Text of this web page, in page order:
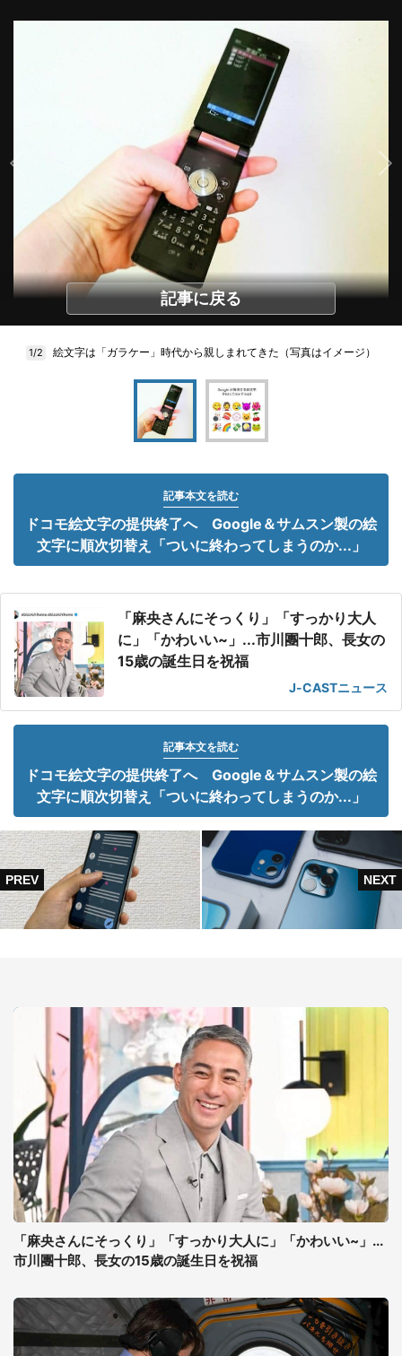
記事に戻る
1/2 絵文字は「ガラケー」時代から親しまれてきた（写真はイメージ）
記事本文を読む
ドコモ絵文字の提供終了へ Google＆サムスン製の絵
文字に順次切替え「ついに終わってしまうのか...」
「麻央さんにそっくり」「すっかり大人
に」「かわいい~」...市川團十郎、長女の
15歳の誕生日を祝福
J-CASTニュース
記事本文を読む
ドコモ絵文字の提供終了へ Google＆サムスン製の絵
文字に順次切替え「ついに終わってしまうのか...」
「麻央さんにそっくり」「すっかり大人に」「かわいい~」...
市川團十郎、長女の15歳の誕生日を祝福